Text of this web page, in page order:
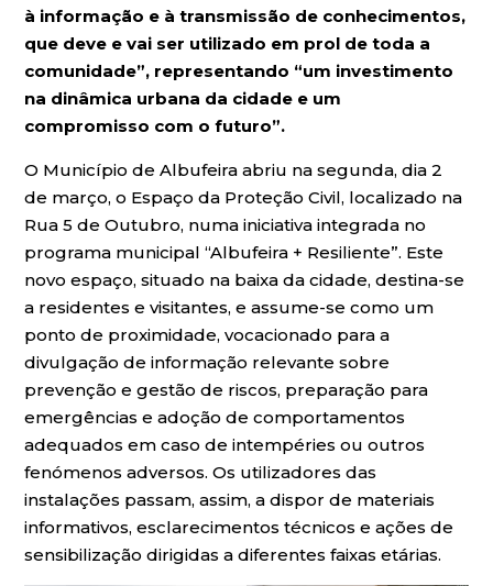
à informação e à transmissão de conhecimentos,
que deve e vai ser utilizado em prol de toda a
comunidade”, representando “um investimento
na dinâmica urbana da cidade e um
compromisso com o futuro”.
O Município de Albufeira abriu na segunda, dia 2
de março, o Espaço da Proteção Civil, localizado na
Rua 5 de Outubro, numa iniciativa integrada no
programa municipal “Albufeira + Resiliente”. Este
novo espaço, situado na baixa da cidade, destina-se
a residentes e visitantes, e assume-se como um
ponto de proximidade, vocacionado para a
divulgação de informação relevante sobre
prevenção e gestão de riscos, preparação para
emergências e adoção de comportamentos
adequados em caso de intempéries ou outros
fenómenos adversos. Os utilizadores das
instalações passam, assim, a dispor de materiais
informativos, esclarecimentos técnicos e ações de
sensibilização dirigidas a diferentes faixas etárias.